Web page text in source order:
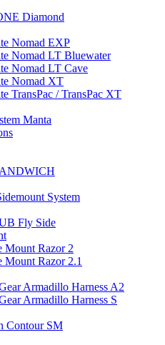
Diamond
Nomad EXP
Nomad LT Bluewater
Nomad LT Cave
Nomad XT
TransPac / TransPac XT
Manta
System
Fly Side
Mount Razor 2
Mount Razor 2.1
Armadillo Harness A2
Armadillo Harness S
Contour SM